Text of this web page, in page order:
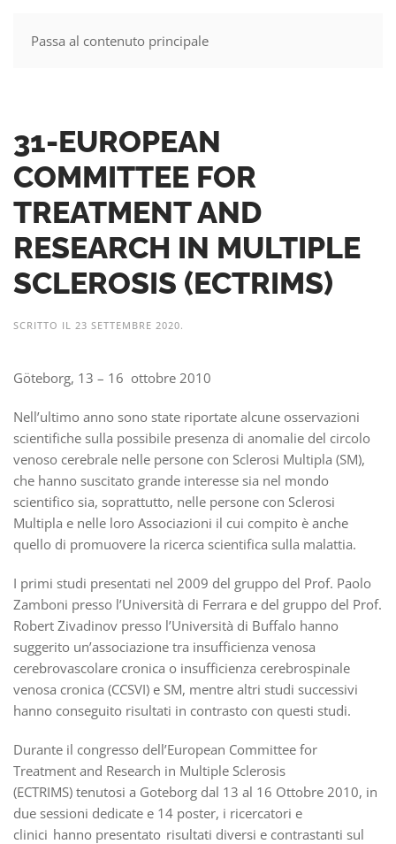
Passa al contenuto principale
MENU
31-EUROPEAN
COMMITTEE FOR
TREATMENT AND
RESEARCH IN MULTIPLE
SCLEROSIS (ECTRIMS)
SCRITTO IL 23 SETTEMBRE 2020.
Göteborg, 13 – 16 ottobre 2010
Nell’ultimo anno sono state riportate alcune osservazioni
scientifiche sulla possibile presenza di anomalie del circolo
venoso cerebrale nelle persone con Sclerosi Multipla (SM),
che hanno suscitato grande interesse sia nel mondo
scientifico sia, soprattutto, nelle persone con Sclerosi
Multipla e nelle loro Associazioni il cui compito è anche
quello di promuovere la ricerca scientifica sulla malattia.
I primi studi presentati nel 2009 del gruppo del Prof. Paolo
Zamboni presso l’Università di Ferrara e del gruppo del Prof.
Robert Zivadinov presso l’Università di Buffalo hanno
suggerito un’associazione tra insufficienza venosa
cerebrovascolare cronica o insufficienza cerebrospinale
venosa cronica (CCSVI) e SM, mentre altri studi successivi
hanno conseguito risultati in contrasto con questi studi.
Durante il congresso dell’European Committee for
Treatment and Research in Multiple Sclerosis
(ECTRIMS) tenutosi a Goteborg dal 13 al 16 Ottobre 2010, in
due sessioni dedicate e 14 poster, i ricercatori e
clinici hanno presentato risultati diversi e contrastanti sul